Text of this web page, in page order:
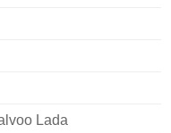
Lada